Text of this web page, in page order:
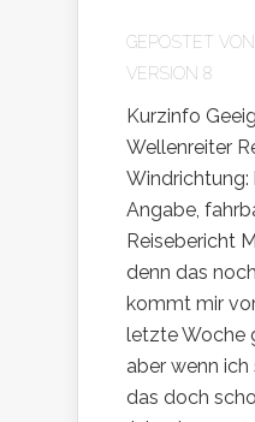
GEPOSTET VON
VERSION 8
Kurzinfo
Wellenreiter
Windrichtung:
Angabe,
Reisebericht
denn das
kommt mir
letzte Woche
aber wenn
das doch